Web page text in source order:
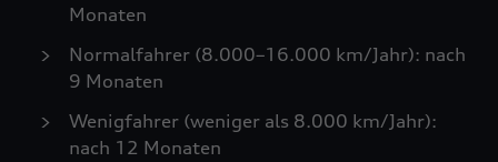
Monaten
Normalfahrer (8.000–16.000 km/Jahr): nach
9 Monaten
Wenigfahrer (weniger als 8.000 km/Jahr):
nach 12 Monaten